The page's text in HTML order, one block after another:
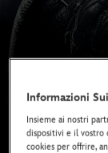
Informazioni
Insieme ai nostri
dispositivi e il vostro
cookies per offrire,